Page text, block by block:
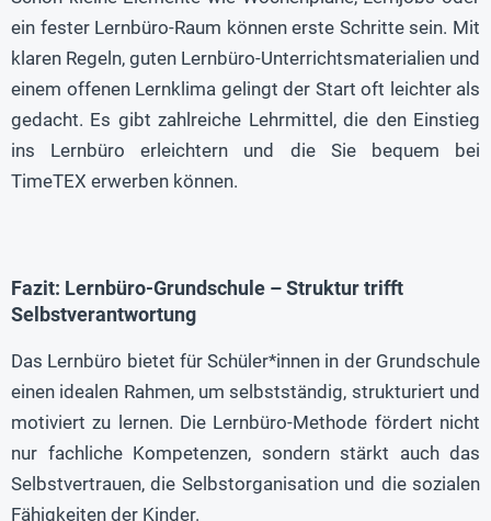
ein fester Lernbüro-Raum können erste Schritte sein. Mit
klaren Regeln, guten Lernbüro-Unterrichtsmaterialien und
einem offenen Lernklima gelingt der Start oft leichter als
gedacht. Es gibt zahlreiche Lehrmittel, die den Einstieg
ins Lernbüro erleichtern und die Sie bequem bei
TimeTEX erwerben können.
Fazit: Lernbüro-Grundschule – Struktur trifft
Selbstverantwortung
Das Lernbüro bietet für Schüler*innen in der Grundschule
einen idealen Rahmen, um selbstständig, strukturiert und
motiviert zu lernen. Die Lernbüro-Methode fördert nicht
nur fachliche Kompetenzen, sondern stärkt auch das
Selbstvertrauen, die Selbstorganisation und die sozialen
Fähigkeiten der Kinder.